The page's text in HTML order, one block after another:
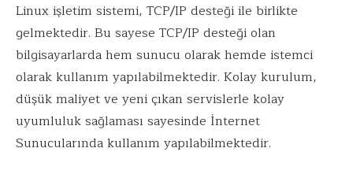
Linux işletim sistemi, TCP/IP desteği ile birlikte
gelmektedir. Bu sayese TCP/IP desteği olan
bilgisayarlarda hem sunucu olarak hemde istemci
olarak kullanım yapılabilmektedir. Kolay kurulum,
düşük maliyet ve yeni çıkan servislerle kolay
uyumluluk sağlaması sayesinde İnternet
Sunucularında kullanım yapılabilmektedir.